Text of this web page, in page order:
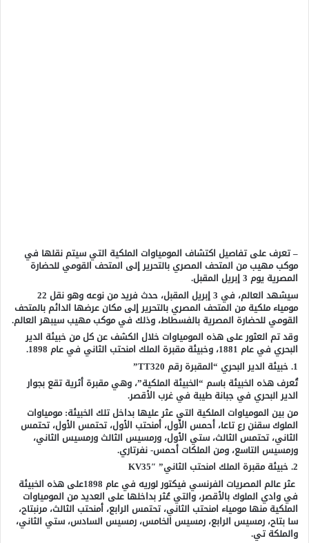
– تعرف على تفاصيل اكتشاف المومياوات الملكية التي سيتم نقلها في
موكب مهيب من المتحف المصري بالتحرير إلى المتحف القومي للحضارة
المصرية يوم 3 إبريل المقبل.
سيشهد العالم، في 3 إبريل المقبل، حدث فريد من نوعه وهو نقل 22
مومياء ملكية من المتحف المصري بالتحرير إلى مكان عرضها الدائم بالمتحف
القومي للحضارة المصرية بالفسطاط، وذلك في موكب مهيب سيبهر العالم.
وقد تم العثور على هذه المومياوات خلال الكشف عن كل من خبيئة الدير
البحري في عام 1881، وخبيئة مقبرة الملك امنحتب الثاني في عام 1898.
1. خبيئة الدير البحري “المقبرة رقم TT320”
تُعرف هذه الخبيئة باسم “الخبيئة الملكية”، وهي مقبرة أثرية تقع بجوار
الدير البحري في جبانة طيبة في غرب الأقصر.
من بين المومياوات الملكية التي عثر عليها بداخل تلك الخبيئة: مومياوات
الملوك سقنن رع تاعا، أحمس الأول، أمنحتب الأول، تحتمس الأول، تحتمس
الثاني، تحتمس الثالث، ستي الأول، ورمسيس الثالث ورمسيس الثاني،
ورمسيس التاسع، ومن الملكات أحمس- نفرتاري.
2. خبيئة مقبرة الملك امنحتب الثاني” KV35″
‎ عثر عالم المصريات الفرنسي فيكتور لوريه في عام 1898على هذه الخبيئة
في وادي الملوك بالأقصر، والتي عُثر بداخلها على العديد من المومياوات
الملكية منها مومياء امنحتب الثاني، تحتمس الرابع، أمنحتب الثالث، مرنبتاح،
سا بتاح، رمسيس الرابع، رمسيس الخامس، رمسيس السادس، ستي الثاني،
والملكة تي.